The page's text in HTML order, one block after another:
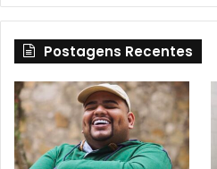
Postagens Recentes